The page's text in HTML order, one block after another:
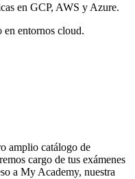
en GCP, AWS y Azure.
entornos cloud.
amplio catálogo de
cargo de tus exámenes
a My Academy, nuestra